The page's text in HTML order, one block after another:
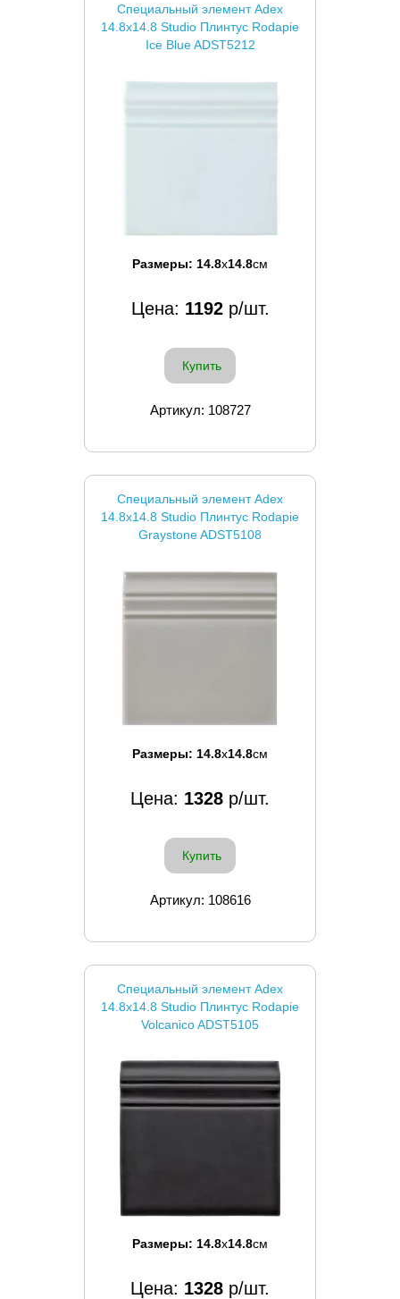
Специальный элемент Adex
14.8x14.8 Studio Плинтус Rodapie
Ice Blue ADST5212
Размеры: 14.8x14.8см
Цена: 1192р/шт.
Купить
Артикул: 108727
Специальный элемент Adex
14.8x14.8 Studio Плинтус Rodapie
Graystone ADST5108
Размеры: 14.8x14.8см
Цена: 1328 р/шт.
Купить
Артикул: 108616
Специальный элемент Adex
14.8x14.8 Studio Плинтус Rodapie
Volcanico ADST5105
Размеры: 14.8x14.8см
Цена: 1328 р/шт.